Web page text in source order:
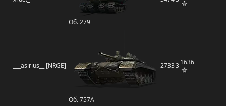
Об. 279
___asirius__ [NRGE]
Об. 757А
273331636